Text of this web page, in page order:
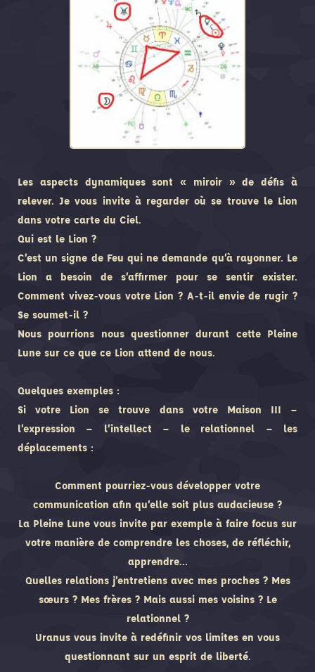
Les aspects dynamiques sont « miroir » de défis à
relever. Je vous invite à regarder où se trouve le Lion
dans votre carte du Ciel.
Qui est le Lion ?
C’est un signe de Feu qui ne demande qu’à rayonner. Le
Lion a besoin de s’affirmer pour se sentir exister.
Comment vivez-vous votre Lion ? A-t-il envie de rugir ?
Se soumet-il ?
Nous pourrions nous questionner durant cette Pleine
Lune sur ce que ce Lion attend de nous.
Quelques exemples :
Si votre Lion se trouve dans votre Maison III –
l’expression – l’intellect – le relationnel – les
déplacements :
Comment pourriez-vous développer votre
communication afin qu’elle soit plus audacieuse ?
La Pleine Lune vous invite par exemple à faire focus sur
votre manière de comprendre les choses, de réfléchir,
apprendre…
Quelles relations j’entretiens avec mes proches ? Mes
sœurs ? Mes frères ? Mais aussi mes voisins ? Le
relationnel ?
Uranus vous invite à redéfinir vos limites en vous
questionnant sur un esprit de liberté.